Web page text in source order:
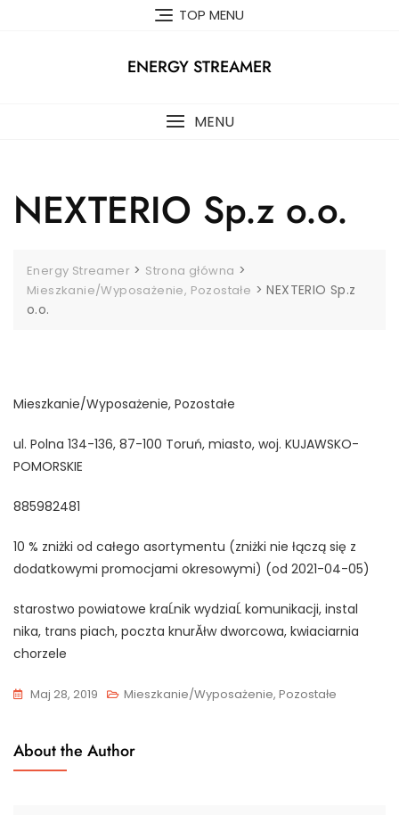
TOP MENU
ENERGY STREAMER
MENU
NEXTERIO Sp.z o.o.
Energy Streamer > Strona główna >
Mieszkanie/Wyposażenie, Pozostałe >NEXTERIO Sp.z
o.o.
Mieszkanie/Wyposażenie, Pozostałe
ul. Polna 134-136, 87-100 Toruń, miasto, woj. KUJAWSKO-
POMORSKIE
885982481
10 % zniżki od całego asortymentu (zniżki nie łączą się z
dodatkowymi promocjami okresowymi) (od 2021-04-05)
starostwo powiatowe kraĹnik wydziaĹ komunikacji, instal
nika, trans piach, poczta knurĂłw dworcowa, kwiaciarnia
chorzele
Maj 28, 2019 Mieszkanie/Wyposażenie, Pozostałe
About the Author